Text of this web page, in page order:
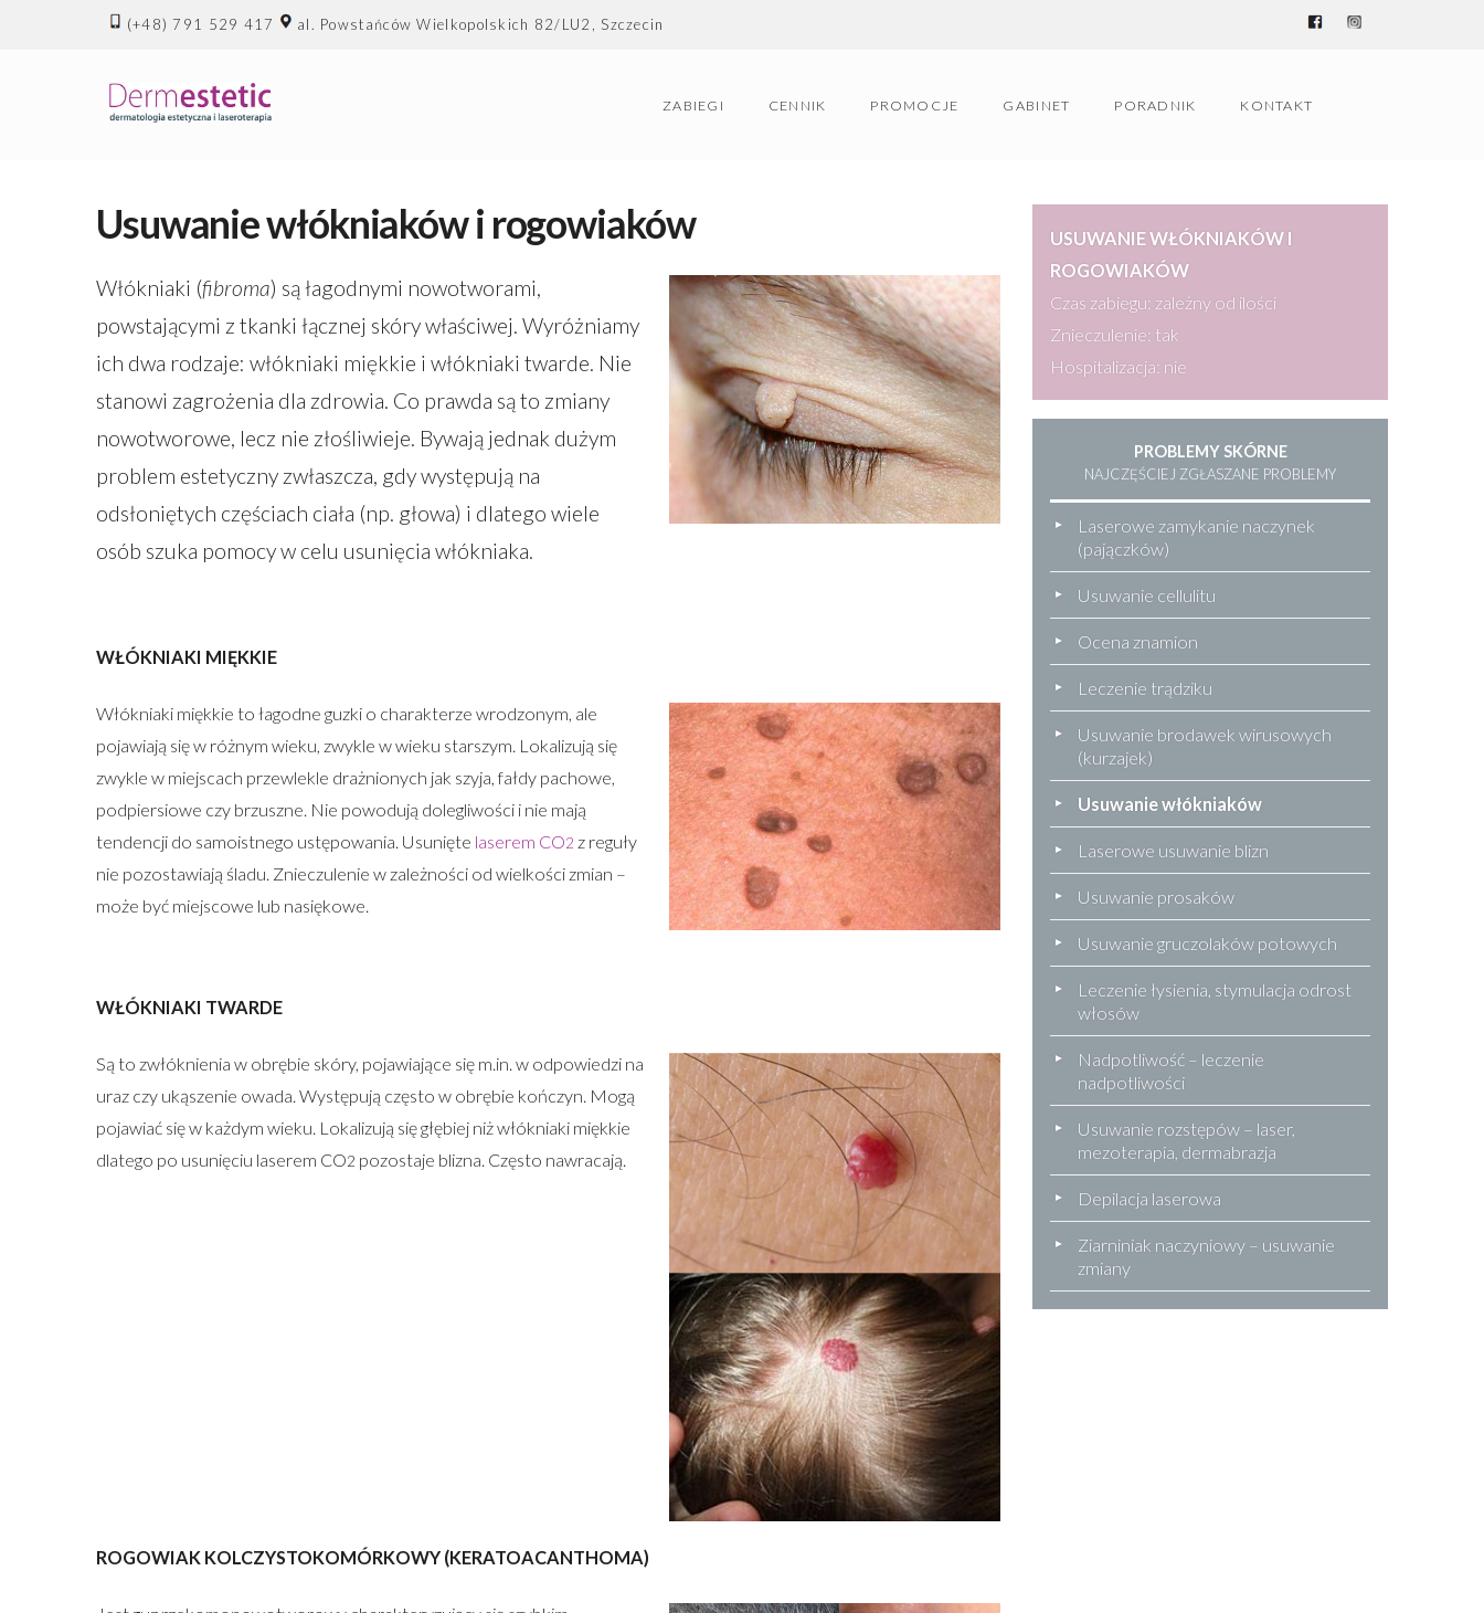
(+48) 791 529 417 al. Powstańców Wielkopolskich 82/LU2, Szczecin
ZABIEGI CENNIK PROMOCJE GABINET PORADNIK KONTAKT
Usuwanie włókniaków i rogowiaków
Włókniaki (fibroma) są łagodnymi nowotworami,
powstającymi z tkanki łącznej skóry właściwej. Wyróżniamy
ich dwa rodzaje: włókniaki miękkie i włókniaki twarde. Nie
stanowi zagrożenia dla zdrowia. Co prawda są to zmiany
nowotworowe, lecz nie złośliwieje. Bywają jednak dużym
problem estetyczny zwłaszcza, gdy występują na
odsłoniętych częściach ciała (np. głowa) i dlatego wiele
osób szuka pomocy w celu usunięcia włókniaka.
WŁÓKNIAKI MIĘKKIE
Włókniaki miękkie to łagodne guzki o charakterze wrodzonym, ale
pojawiają się w różnym wieku, zwykle w wieku starszym. Lokalizują się
zwykle w miejscach przewlekle drażnionych jak szyja, fałdy pachowe,
podpiersiowe czy brzuszne. Nie powodują dolegliwości i nie mają
tendencji do samoistnego ustępowania. Usunięte laserem CO2 z reguły
nie pozostawiają śladu. Znieczulenie w zależności od wielkości zmian –
może być miejscowe lub nasiękowe.
WŁÓKNIAKI TWARDE
Są to zwłóknienia w obrębie skóry, pojawiające się m.in. w odpowiedzi na
uraz czy ukąszenie owada. Występują często w obrębie kończyn. Mogą
pojawiać się w każdym wieku. Lokalizują się głębiej niż włókniaki miękkie
dlatego po usunięciu laserem CO2 pozostaje blizna. Często nawracają.
ROGOWIAK KOLCZYSTOKOMÓRKOWY (KERATOACANTHOMA)
USUWANIE WŁÓKNIAKÓW I
ROGOWIAKÓW
Czas zabiegu: zależny od ilości
Znieczulenie: tak
Hospitalizacja: nie
PROBLEMY SKÓRNE
NAJCZĘŚCIEJ ZGŁASZANE PROBLEMY
Laserowe zamykanie naczynek
(pajączków)
Usuwanie cellulitu
Ocena znamion
Leczenie trądziku
Usuwanie brodawek wirusowych
(kurzajek)
Usuwanie włókniaków
Laserowe usuwanie blizn
Usuwanie prosaków
Usuwanie gruczolaków potowych
Leczenie łysienia, stymulacja odrost
włosów
Nadpotliwość – leczenie
nadpotliwości
Usuwanie rozstępów – laser,
mezoterapia, dermabrazja
Depilacja laserowa
Ziarniniak naczyniowy – usuwanie
zmiany